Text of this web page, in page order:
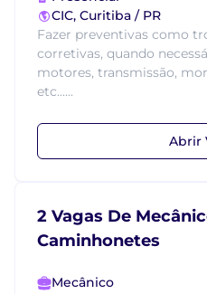
CIC, Curitiba / PR
Fazer preventivas como
corretivas, quando
motores, transmissão,
etc......
Abrir
2 Vagas De
Caminhonetes
Mecânico